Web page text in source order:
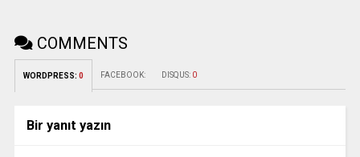
COMMENTS
WORDPRESS: 0 FACEBOOK: DISQUS: 0
Bir yanıt yazın